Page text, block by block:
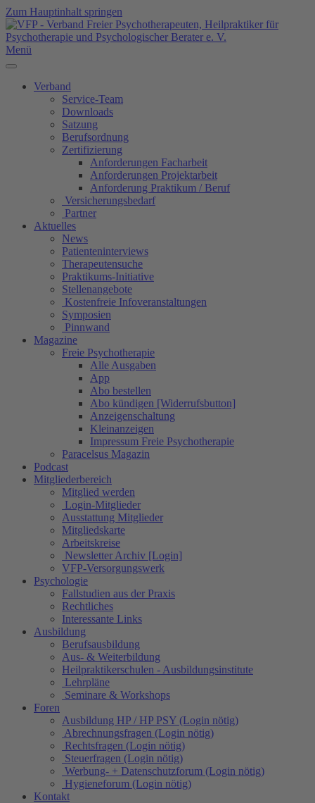
Zum Hauptinhalt springen
Menü
Verband
Service-Team
Downloads
Satzung
Berufsordnung
Zertifizierung
Anforderungen Facharbeit
Anforderungen Projektarbeit
Anforderung Praktikum / Beruf
Versicherungsbedarf
Partner
Aktuelles
News
Patienteninterviews
Therapeutensuche
Praktikums-Initiative
Stellenangebote
Kostenfreie Infoveranstaltungen
Symposien
Pinnwand
Magazine
Freie Psychotherapie
Alle Ausgaben
App
Abo bestellen
Abo kündigen [Widerrufsbutton]
Anzeigenschaltung
Kleinanzeigen
Impressum Freie Psychotherapie
Paracelsus Magazin
Podcast
Mitgliederbereich
Mitglied werden
Login-Mitglieder
Ausstattung Mitglieder
Mitgliedskarte
Arbeitskreise
Newsletter Archiv [Login]
VFP-Versorgungswerk
Psychologie
Fallstudien aus der Praxis
Rechtliches
Interessante Links
Ausbildung
Berufsausbildung
Aus- & Weiterbildung
Heilpraktikerschulen - Ausbildungsinstitute
Lehrpläne
Seminare & Workshops
Foren
Ausbildung HP / HP PSY (Login nötig)
Abrechnungsfragen (Login nötig)
Rechtsfragen (Login nötig)
Steuerfragen (Login nötig)
Werbung- + Datenschutzforum (Login nötig)
Hygieneforum (Login nötig)
Kontakt